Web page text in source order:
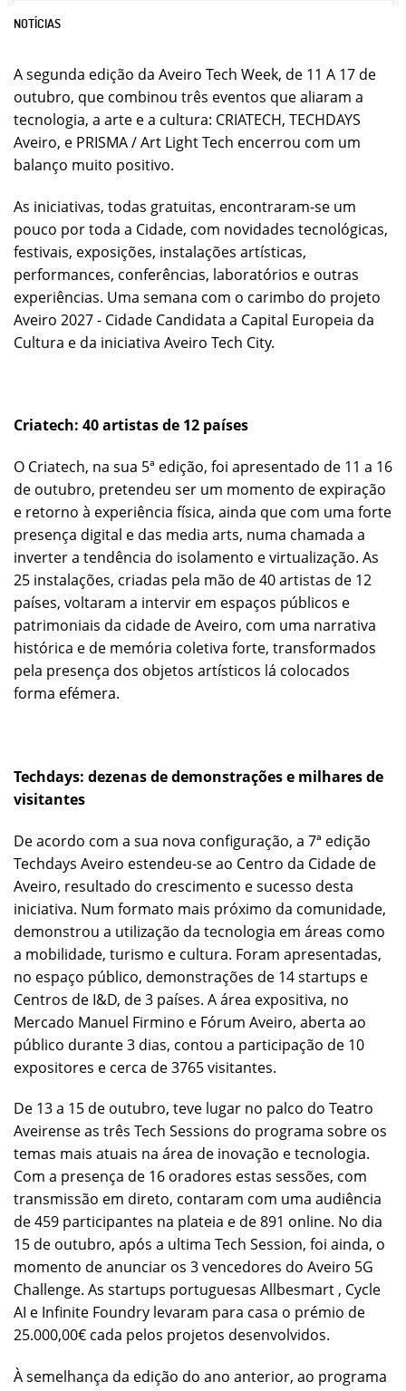
NOTÍCIAS
A segunda edição da Aveiro Tech Week, de 11 A 17 de
outubro, que combinou três eventos que aliaram a
tecnologia, a arte e a cultura: CRIATECH, TECHDAYS
Aveiro, e PRISMA / Art Light Tech encerrou com um
balanço muito positivo.
As iniciativas, todas gratuitas, encontraram-se um
pouco por toda a Cidade, com novidades tecnológicas,
festivais, exposições, instalações artísticas,
performances, conferências, laboratórios e outras
experiências. Uma semana com o carimbo do projeto
Aveiro 2027 - Cidade Candidata a Capital Europeia da
Cultura e da iniciativa Aveiro Tech City.
Criatech: 40 artistas de 12 países
O Criatech, na sua 5ª edição, foi apresentado de 11 a 16
de outubro, pretendeu ser um momento de expiração
e retorno à experiência física, ainda que com uma forte
presença digital e das media arts, numa chamada a
inverter a tendência do isolamento e virtualização. As
25 instalações, criadas pela mão de 40 artistas de 12
países, voltaram a intervir em espaços públicos e
patrimoniais da cidade de Aveiro, com uma narrativa
histórica e de memória coletiva forte, transformados
pela presença dos objetos artísticos lá colocados
forma efémera.
Techdays: dezenas de demonstrações e milhares de
visitantes
De acordo com a sua nova configuração, a 7ª edição
Techdays Aveiro estendeu-se ao Centro da Cidade de
Aveiro, resultado do crescimento e sucesso desta
iniciativa. Num formato mais próximo da comunidade,
demonstrou a utilização da tecnologia em áreas como
a mobilidade, turismo e cultura. Foram apresentadas,
no espaço público, demonstrações de 14 startups e
Centros de I&D, de 3 países. A área expositiva, no
Mercado Manuel Firmino e Fórum Aveiro, aberta ao
público durante 3 dias, contou a participação de 10
expositores e cerca de 3765 visitantes.
De 13 a 15 de outubro, teve lugar no palco do Teatro
Aveirense as três Tech Sessions do programa sobre os
temas mais atuais na área de inovação e tecnologia.
Com a presença de 16 oradores estas sessões, com
transmissão em direto, contaram com uma audiência
de 459 participantes na plateia e de 891 online. No dia
15 de outubro, após a ultima Tech Session, foi ainda, o
momento de anunciar os 3 vencedores do Aveiro 5G
Challenge. As startups portuguesas Allbesmart , Cycle
AI e Infinite Foundry levaram para casa o prémio de
25.000,00€ cada pelos projetos desenvolvidos.
À semelhança da edição do ano anterior, ao programa